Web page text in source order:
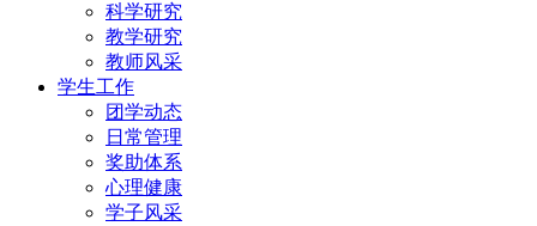
科学研究
教学研究
教师风采
学生工作
团学动态
日常管理
奖助体系
心理健康
学子风采